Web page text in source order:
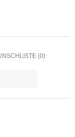
(0)